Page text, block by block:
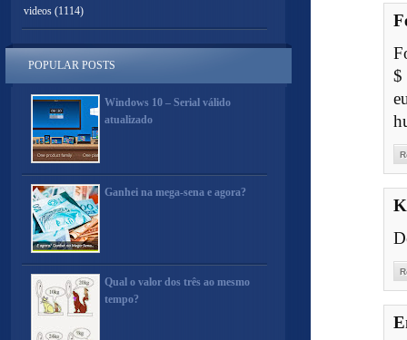
$
videos (1114)
POPULAR POSTS
Windows 10 – Serial válido
atualizado
Ganhei na mega-sena e agora?
Qual o valor dos três ao mesmo
tempo?